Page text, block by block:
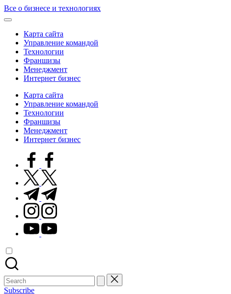
Skip
to
Все о бизнесе и технологиях
Карта сайта
Управление командой
Технологии
Франшизы
Менеджмент
Интернет бизнес
Карта сайта
Управление командой
Технологии
Франшизы
Менеджмент
Интернет бизнес
facebook.com
twitter.com
t.me
instagram.com
youtube.com
Search
for:
Subscribe